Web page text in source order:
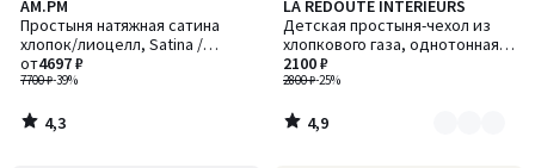
AM.PM
Простыня натяжная сатина
хлопок/лиоцелл, Satina /
Сатина
7700 ₽-39%
от4697 ₽
4,3
/ 5
4,3
/
LA REDOUTE INTERIEURS
Детская простыня-чехол из
хлопкового газа, однотонная,
Kumla / Кумла
2800 ₽-25%
2100 ₽
4,9
/ 5
Количество
цветов:
2
4,9
/